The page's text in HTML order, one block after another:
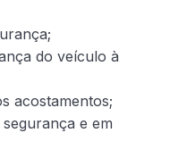
do veículo à
acostamentos;
e em